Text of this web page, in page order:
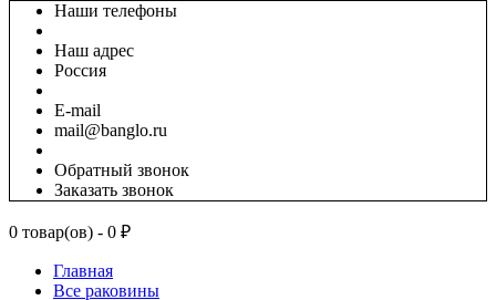
Наши телефоны
Наш адрес
Россия
E-mail
mail@banglo.ru
Обратный звонок
Заказать звонок
0 товар(ов) - 0 ₽
Главная
Все раковины